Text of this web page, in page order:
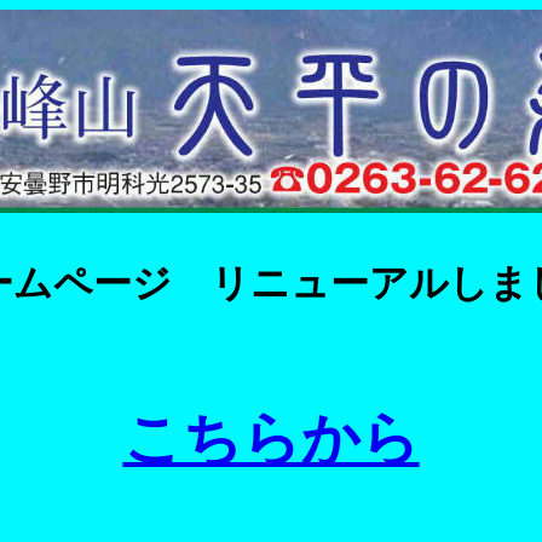
ムページ リニューアルしま
こちらから